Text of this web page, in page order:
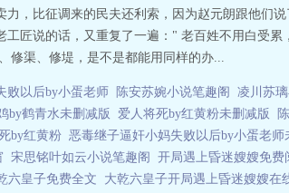
力，比征调来的民夫还利索，因为赵元朗跟他们
匠说的话，又重复了一遍：" 老百姓不用白受累
修渠、修堤，是不是都能用同样的办...
败以后by小蛋老师 陈安苏婉小说笔趣阁 凌川苏
by鹤青水未删减版 爱人将死by红黄粉未删减版
by红黄粉 恶毒继子逼奸小妈失败以后by小蛋老师
宋思铭叶如云小说笔趣阁 开局遇上昏迷嫂嫂免费
六皇子免费全文 大乾六皇子开局遇上昏迷嫂嫂在